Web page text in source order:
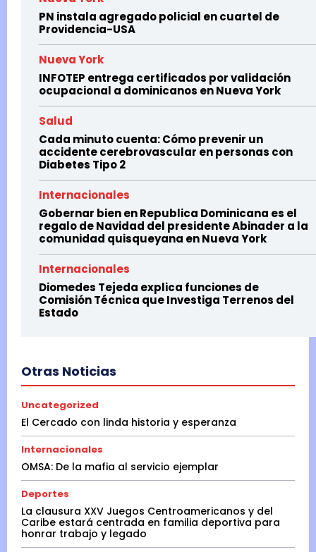
PN instala agregado policial en cuartel de
Providencia-USA
Nueva York
INFOTEP entrega certificados por validación
ocupacional a dominicanos en Nueva York
Salud
Cada minuto cuenta: Cómo prevenir un
accidente cerebrovascular en personas con
Diabetes Tipo 2
Internacionales
Gobernar bien en Republica Dominicana es el
regalo de Navidad del presidente Abinader a la
comunidad quisqueyana en Nueva York
Internacionales
Diomedes Tejeda explica funciones de
Comisión Técnica que Investiga Terrenos del
Estado
Otras Noticias
Uncategorized
El Cercado con linda historia y esperanza
Internacionales
OMSA: De la mafia al servicio ejemplar
Deportes
La clausura XXV Juegos Centroamericanos y del
Caribe estará centrada en familia deportiva para
honrar trabajo y legado